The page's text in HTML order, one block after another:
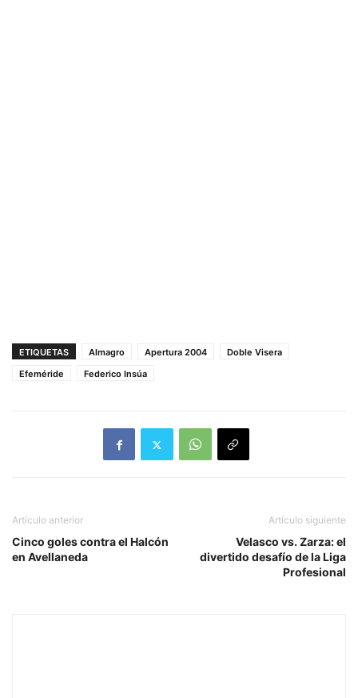
ETIQUETAS Almagro Apertura 2004
Doble Visera
Efeméride
Federico Insúa
Artículo anterior
Cinco goles contra el Halcón
en Avellaneda
Artículo siguiente
Velasco vs. Zarza: el
divertido desafío de la Liga
Profesional